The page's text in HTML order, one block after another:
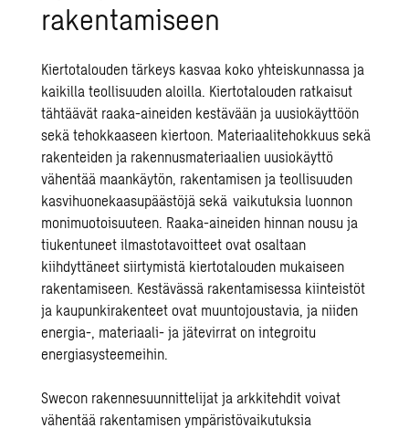
rakentamiseen
Kiertotaloudentärkeys kasvaa koko yhteiskunnassa ja
kaikilla teollisuuden aloilla. Kiertotalouden ratkaisut
tähtäävät raaka-aineiden kestävään ja uusiokäyttöön
sekä tehokkaaseen kiertoon. Materiaalitehokkuus sekä
rakenteiden ja rakennusmateriaalien uusiokäyttö
vähentää maankäytön, rakentamisen ja teollisuuden
kasvihuonekaasupäästöjä sekä vaikutuksia luonnon
monimuotoisuuteen. Raaka-aineiden hinnan nousu ja
tiukentuneet ilmastotavoitteet ovat osaltaan
kiihdyttäneet siirtymistä kiertotalouden mukaiseen
rakentamiseen. Kestävässä rakentamisessa kiinteistöt
ja kaupunkirakenteet ovat muuntojoustavia, ja niiden
energia-, materiaali- ja jätevirrat on integroitu
energiasysteemeihin.
Swecon rakennesuunnittelijat jaarkkitehdit voivat
vähentää rakentamisen ympäristövaikutuksia